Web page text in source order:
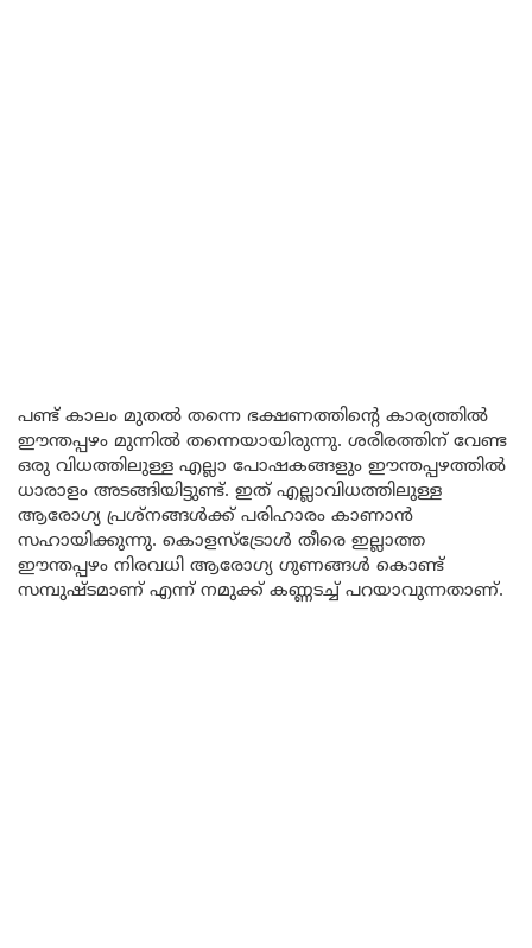
പണ്ട് കാലം മുതൽ തന്നെ ഭക്ഷണത്തിന്റെ കാര്യത്തിൽ
ഈന്തപ്പഴം മുന്നിൽ തന്നെയായിരുന്നു. ശരീരത്തിന് വേണ്ട
ഒരു വിധത്തിലുള്ള എല്ലാ പോഷകങ്ങളും ഈന്തപ്പഴത്തിൽ
ധാരാളം അടങ്ങിയിട്ടുണ്ട്. ഇത് എല്ലാവിധത്തിലുള്ള
ആരോഗ്യ പ്രശ്നങ്ങൾക്ക് പരിഹാരം കാണാൻ
സഹായിക്കുന്നു. കൊളസ്ട്രോൾ തീരെ ഇല്ലാത്ത
ഈന്തപ്പഴം നിരവധി ആരോഗ്യ ഗുണങ്ങൾ കൊണ്ട്
സമ്പുഷ്ടമാണ് എന്ന് നമുക്ക് കണ്ണടച്ച് പറയാവുന്നതാണ്.